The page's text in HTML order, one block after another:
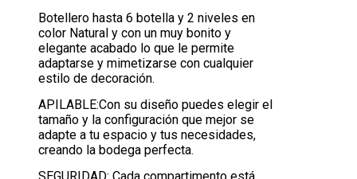
Botellero hasta 6 botella y 2 niveles en
color Natural y con un muy bonito y
elegante acabado lo que le permite
adaptarse y mimetizarse con cualquier
estilo de decoración.
APILABLE:Con su diseño puedes elegir el
tamaño y la configuración que mejor se
adapte a tu espacio y tus necesidades,
creando la bodega perfecta.
SEGURIDAD: Cada compartimento está